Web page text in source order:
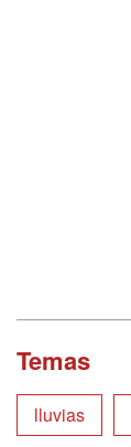
Temas
lluvias